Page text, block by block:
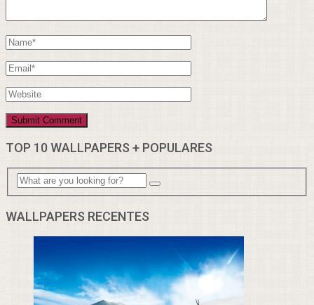
TOP 10 WALLPAPERS + POPULARES
WALLPAPERS RECENTES